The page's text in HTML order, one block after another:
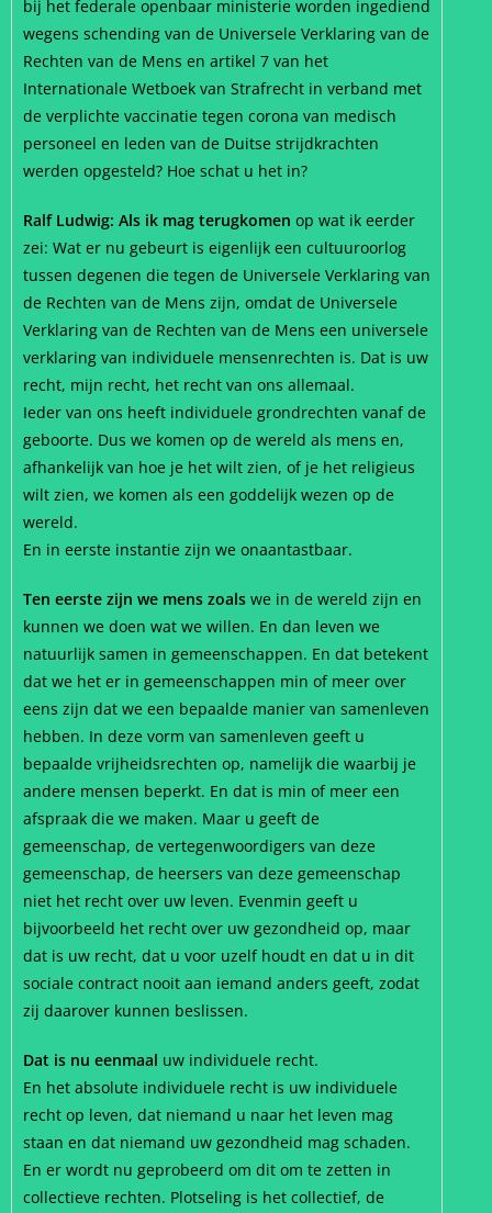
bij het federale openbaar ministerie worden ingediend
wegens schending van de Universele Verklaring van de
Rechten van de Mens en artikel 7 van het
Internationale Wetboek van Strafrecht in verband met
de verplichte vaccinatie tegen corona van medisch
personeel en leden van de Duitse strijdkrachten
werden opgesteld? Hoe schat u het in?
Ralf Ludwig: Als ik mag terugkomen op wat ik eerder
zei: Wat er nu gebeurt is eigenlijk een cultuuroorlog
tussen degenen die tegen de Universele Verklaring van
de Rechten van de Mens zijn, omdat de Universele
Verklaring van de Rechten van de Mens een universele
verklaring van individuele mensenrechten is. Dat is uw
recht, mijn recht, het recht van ons allemaal.
Ieder van ons heeft individuele grondrechten vanaf de
geboorte. Dus we komen op de wereld als mens en,
afhankelijk van hoe je het wilt zien, of je het religieus
wilt zien, we komen als een goddelijk wezen op de
wereld.
En in eerste instantie zijn we onaantastbaar.
Ten eerste zijn we mens zoals we in de wereld zijn en
kunnen we doen wat we willen. En dan leven we
natuurlijk samen in gemeenschappen. En dat betekent
dat we het er in gemeenschappen min of meer over
eens zijn dat we een bepaalde manier van samenleven
hebben. In deze vorm van samenleven geeft u
bepaalde vrijheidsrechten op, namelijk die waarbij je
andere mensen beperkt. En dat is min of meer een
afspraak die we maken. Maar u geeft de
gemeenschap, de vertegenwoordigers van deze
gemeenschap, de heersers van deze gemeenschap
niet het recht over uw leven. Evenmin geeft u
bijvoorbeeld het recht over uw gezondheid op, maar
dat is uw recht, dat u voor uzelf houdt en dat u in dit
sociale contract nooit aan iemand anders geeft, zodat
zij daarover kunnen beslissen.
Dat is nu eenmaal uw individuele recht.
En het absolute individuele recht is uw individuele
recht op leven, dat niemand u naar het leven mag
staan en dat niemand uw gezondheid mag schaden.
En er wordt nu geprobeerd om dit om te zetten in
collectieve rechten. Plotseling is het collectief, de